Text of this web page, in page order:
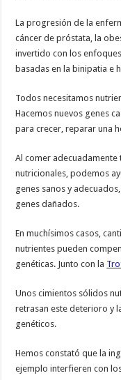
La progresión de la
cáncer de próstata, la
invertido con los
basadas en la binipatia e
Todos necesitamos
Hacemos nuevos genes
para crecer, reparar una
Al comer
nutricionales, podemos
genes sanos y
genes dañados.
En muchísimos casos,
nutrientes pueden
genéticas. Junto con la
Unos cimientos sólidos
retrasan este deterioro y
genéticos.
Hemos constató que la
ejemplo interfieren con